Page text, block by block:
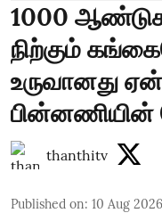
1000
நிற்கும்
உருவானது
பின்னணியின்
thanthitv
Published on: 10 Aug